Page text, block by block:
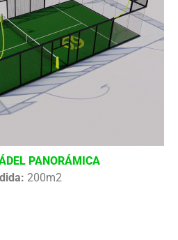
PANORÁMICA
200m2